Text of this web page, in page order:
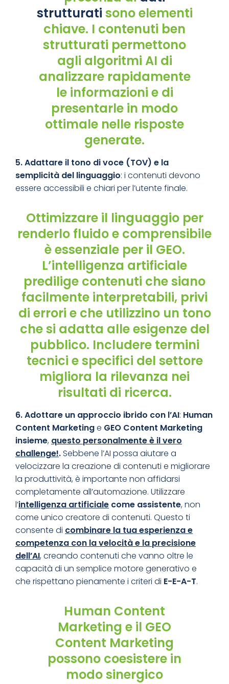
strutturati sono elementi
chiave. I contenuti ben
strutturati permettono
agli algoritmi AI di
analizzare rapidamente
le informazioni e di
presentarle in modo
ottimale nelle risposte
generate.
5. Adattare il tono di voce (TOV) e la
semplicità del linguaggio: i contenuti devono
essere accessibili e chiari per l’utente finale.
Ottimizzare il linguaggio per
renderlo fluido e comprensibile
è essenziale per il GEO.
L’intelligenza artificiale
predilige contenuti che siano
facilmente interpretabili, privi
di errori e che utilizzino un tono
che si adatta alle esigenze del
pubblico. Includere termini
tecnici e specifici del settore
migliora la rilevanza nei
risultati di ricerca.
6. Adottare un approccio ibrido con l’AI: Human
Content Marketinge GEO Content Marketing
insieme, questo personalmente è il vero
challenge!.Sebbene l’AI possa aiutare a
velocizzare la creazione di contenuti e migliorare
la produttività, è importante non affidarsi
completamente all’automazione. Utilizzare
l’intelligenza artificiale come assistente, non
come unico creatore di contenuti. Questo ti
consente di combinare la tua esperienza e
competenza con la velocità e la precisione
dell’AI, creando contenuti che vanno oltre le
capacità di un semplice motore generativo e
che rispettano pienamente i criteri di E-E-A-T.
Human Content
Marketing e il GEO
Content Marketing
possono coesistere in
modo sinergico